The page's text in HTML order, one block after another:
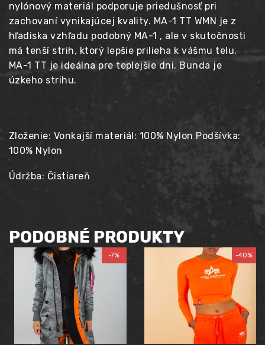
nylónový materiál podporuje priedušnosť pri
zachovaní vynikajúcej kvality. MA-1 TT WMN je z
hľadiska vzhľadu podobný MA-1 , ale v skutočnosti
má tenší strih, ktorý lepšie prilieha k vášmu telu.
MA-1 TT je ideálna pre teplejšie dni. Bunda je
úzkeho strihu.
Zloženie: Vonkajší materiál: 100% Nylon Podšívka:
100% Nylon
Údržba: Čistiareň
PODOBNÉ PRODUKTY
-7% -40%